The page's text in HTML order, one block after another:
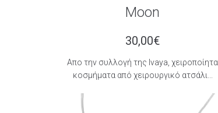
Moon
30,00€
Aπο την συλλογή της Ιvaya, χειροποίητα
κοσμήματα από χειρουργικό ατσάλι...